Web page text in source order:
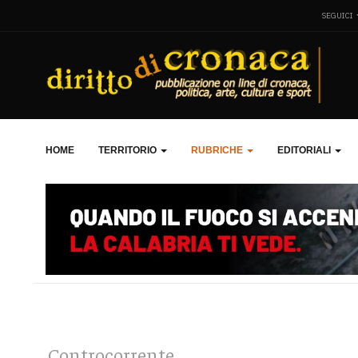
SEGUICI
HOME TERRITORIO RUBRICHE EDITORIALI